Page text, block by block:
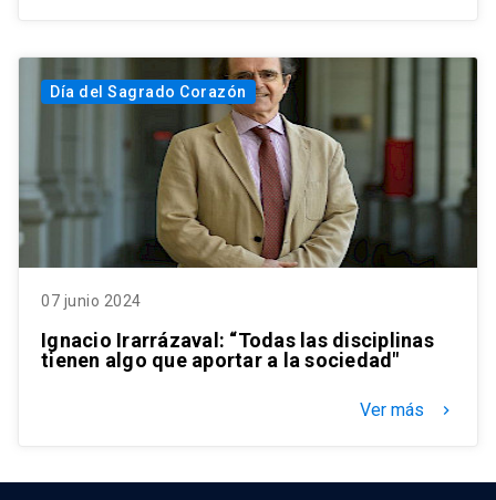
Día del Sagrado Corazón
07 junio 2024
Ignacio Irarrázaval: “Todas las disciplinas
tienen algo que aportar a la sociedad"
Ver más keyboard_arrow_right